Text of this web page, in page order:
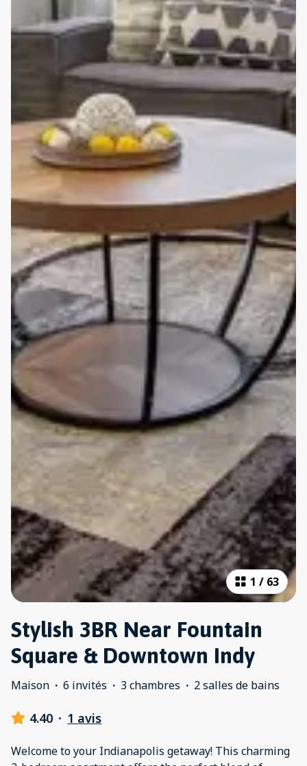
1 / 63
Stylish 3BR Near Fountain
Square & Downtown Indy
Maison · 6 invités · 3 chambres · 2 salles de bains
4.40 · 1 avis
Welcome to your Indianapolis getaway! This charming